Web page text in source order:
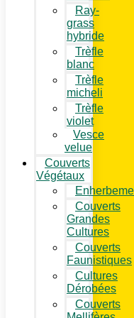
Ray-
grass
hybride
Trèfle
blanc
Trèfle
micheli
Trèfle
violet
Vesce
velue
Couverts
Végétaux
Couverts
Grandes
Cultures
Couverts
Faunistiques
Cultures
Dérobées
Couverts